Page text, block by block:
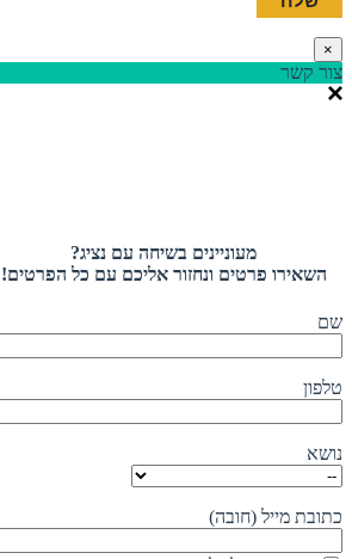
×
צור קשר
מעוניינים בשיחה עם נציג?
השאירו פרטים ונחזור אליכם עם כל הפרטים!
שם
טלפון
נושא
כתובת מייל (חובה)